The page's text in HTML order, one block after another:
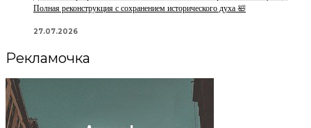
Полная реконструкция с сохранением исторического духа 🛀
27.07.2026
Рекламочка